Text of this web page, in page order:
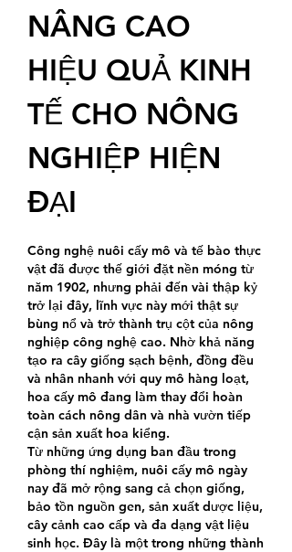
NÂNG CAO
HIỆU QUẢ KINH
TẾ CHO NÔNG
NGHIỆP HIỆN
ĐẠI
Công nghệ nuôi cấy mô và tế bào thực
vật đã được thế giới đặt nền móng từ
năm 1902, nhưng phải đến vài thập kỷ
trở lại đây, lĩnh vực này mới thật sự
bùng nổ và trở thành trụ cột của nông
nghiệp công nghệ cao. Nhờ khả năng
tạo ra cây giống sạch bệnh, đồng đều
và nhân nhanh với quy mô hàng loạt,
hoa cấy mô đang làm thay đổi hoàn
toàn cách nông dân và nhà vườn tiếp
cận sản xuất hoa kiểng.
Từ những ứng dụng ban đầu trong
phòng thí nghiệm, nuôi cấy mô ngày
nay đã mở rộng sang cả chọn giống,
bảo tồn nguồn gen, sản xuất dược liệu,
cây cảnh cao cấp và đa dạng vật liệu
sinh học. Đây là một trong những thành